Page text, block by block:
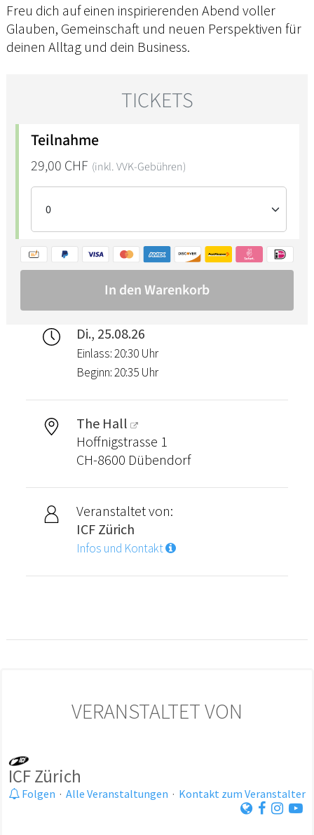
Freu dich auf einen inspirierenden Abend voller
Glauben, Gemeinschaft und neuen Perspektiven für
deinen Alltag und dein Business.
Di., 25.08.26
Einlass: 20:30 Uhr
Beginn: 20:35 Uhr
The Hall
Hoffnigstrasse 1
CH-8600 Dübendorf
Veranstaltet von:
ICF Zürich
Infos und Kontakt
VERANSTALTET VON
ICF Zürich
Folgen · Alle Veranstaltungen · Kontakt zum Veranstalter